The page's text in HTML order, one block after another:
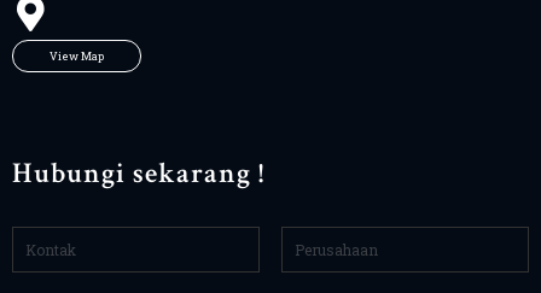
View Map
Hubungi sekarang !